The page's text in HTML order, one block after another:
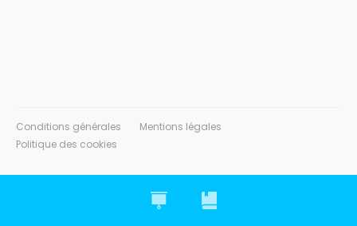
Conditions générales
Mentions légales
Politique des cookies